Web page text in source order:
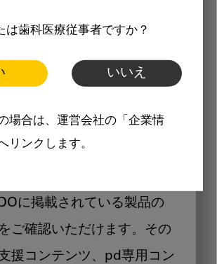
は歯科医療従事者ですか？
いいえ
場合は、運営会社の「企業情
リンクします。
品価格も閲覧可能
に掲載されている製品の
ご確認いただけます。その
援コンテンツ、pd専用コン